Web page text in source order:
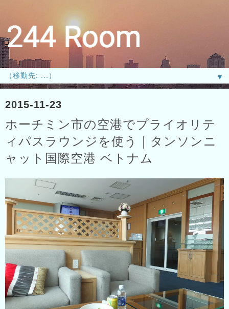
▼
2015-11-23
ホーチミン市の空港でプライオリテ
ィパスラウンジを使う｜タンソンニ
ャット国際空港 ベトナム